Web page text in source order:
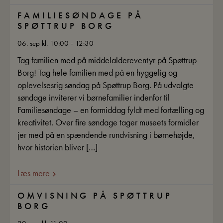
FAMILIESØNDAGE PÅ
SPØTTRUP BORG
06. sep kl. 10:00 - 12:30
Tag familien med på middelaldereventyr på Spøttrup
Borg! Tag hele familien med på en hyggelig og
oplevelsesrig søndag på Spøttrup Borg. På udvalgte
søndage inviterer vi børnefamilier indenfor til
Familiesøndage – en formiddag fyldt med fortælling og
kreativitet. Over fire søndage tager museets formidler
jer med på en spændende rundvisning i børnehøjde,
hvor historien bliver […]
Læs mere
OMVISNING PÅ SPØTTRUP
BORG